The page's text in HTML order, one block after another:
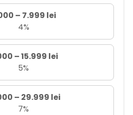
– 7.999 lei
4%
– 15.999 lei
5%
– 29.999 lei
7%